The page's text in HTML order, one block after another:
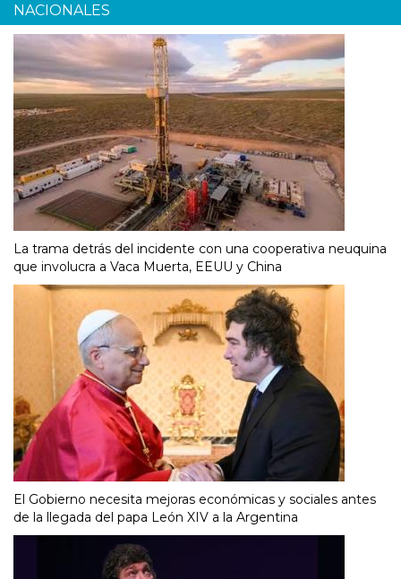
NACIONALES
La trama detrás del incidente con una cooperativa neuquina
que involucra a Vaca Muerta, EEUU y China
El Gobierno necesita mejoras económicas y sociales antes
de la llegada del papa León XIV a la Argentina